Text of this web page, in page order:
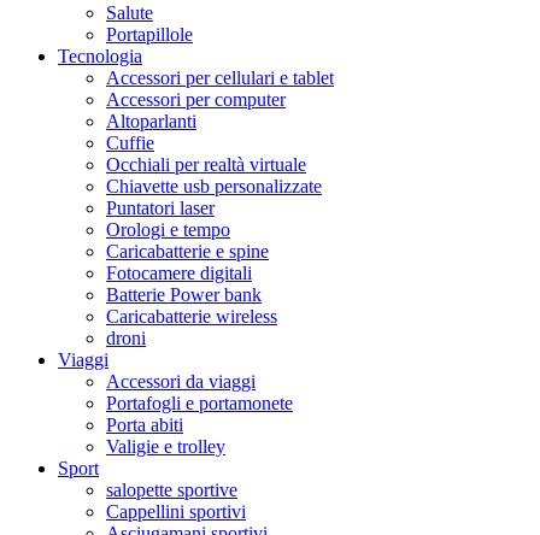
Salute
Portapillole
Tecnologia
Accessori per cellulari e tablet
Accessori per computer
Altoparlanti
Cuffie
Occhiali per realtà virtuale
Chiavette usb personalizzate
Puntatori laser
Orologi e tempo
Caricabatterie e spine
Fotocamere digitali
Batterie Power bank
Caricabatterie wireless
droni
Viaggi
Accessori da viaggi
Portafogli e portamonete
Porta abiti
Valigie e trolley
Sport
salopette sportive
Cappellini sportivi